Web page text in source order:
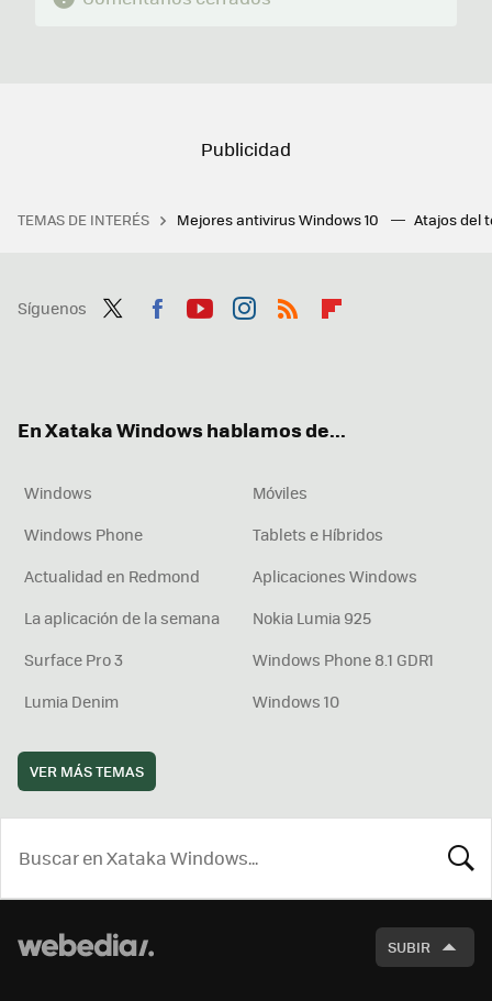
TEMAS DE INTERÉS Mejores antivirus Windows 10 Atajos del
Síguenos
En Xataka Windows hablamos de...
Windows
Móviles
Windows Phone
Tablets e Híbridos
Actualidad en Redmond
Aplicaciones Windows
La aplicación de la semana
Nokia Lumia 925
Surface Pro 3
Windows Phone 8.1 GDR1
Lumia Denim
Windows 10
VER MÁS TEMAS
SUBIR